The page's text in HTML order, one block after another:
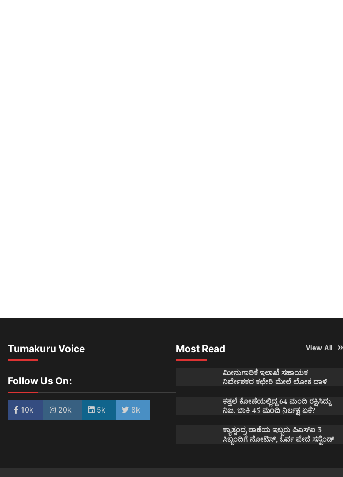
Tumakuru Voice
Follow Us On:
10k 20k 5k 8k
Most Read View All
ಮೀನುಗಾರಿಕೆ ಇಲಾಖೆ ಸಹಾಯಕ
ನಿರ್ದೇಶಕರ ಕಛೇರಿ ಮೇಲೆ ಲೋಕ ದಾಳಿ
ಕತ್ತಲೆ ಕೋಣೆಯಲ್ಲಿದ್ದ 64 ಮಂದಿ ರಕ್ಷಿಸಿದ್ದು
ನಿಜ. ಬಾಕಿ 45 ಮಂದಿ ನಿರ್ಲಕ್ಷ ಏಕೆ?
ಕ್ಯಾತ್ಸಂದ್ರ ಠಾಣೆಯ ಇಬ್ಬರು ಪಿಎಸ್ಐ 3
ಸಿಬ್ಬಂದಿಗೆ ನೋಟಿಸ್, ಓರ್ವ ಪೇದೆ ಸಸ್ಪೆಂಡ್